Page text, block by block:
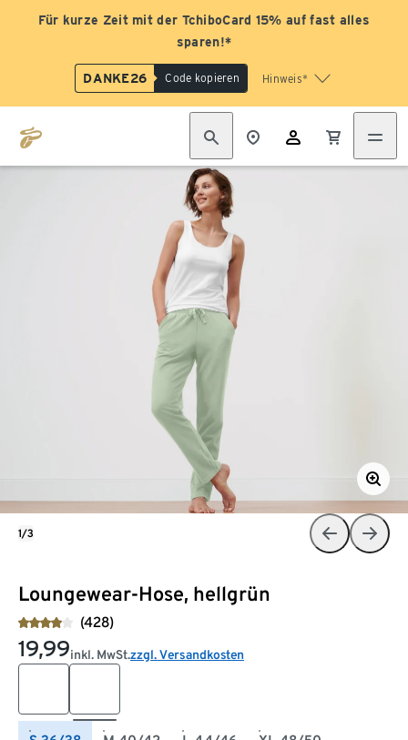
Für kurze Zeit mit der TchiboCard 15% auf fast alles
sparen!*
DANKE26 Code kopieren Hinweis*
Loungewear-Hose, hellgrün
(428)
19,99inkl. MwSt.zzgl. Versandkosten
1/3